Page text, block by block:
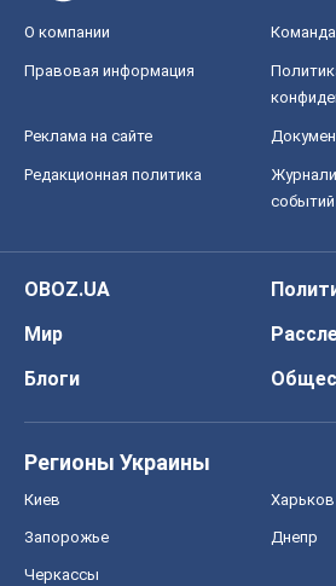
О компании Команда
Правовая информация
Реклама на сайте
Редакционная политика
событий
OBOZ.UA
Мир
Блоги
Регионы Украины
Киев Харьков
Запорожье Днепр
Черкассы